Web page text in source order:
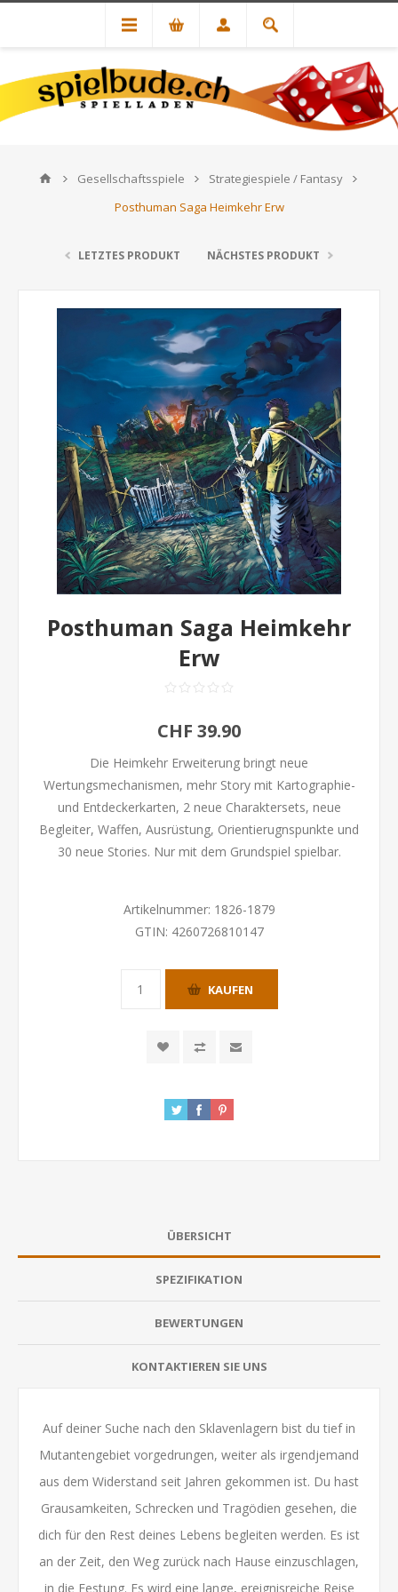
Gesellschaftsspiele
Strategiespiele / Fantasy
Posthuman Saga Heimkehr Erw
LETZTES PRODUKT NÄCHSTES PRODUKT
Posthuman Saga Heimkehr
Erw
CHF 39.90
Die Heimkehr Erweiterung bringt neue
Wertungsmechanismen, mehr Story mit Kartographie-
und Entdeckerkarten, 2 neue Charaktersets, neue
Begleiter, Waffen, Ausrüstung, Orientierugnspunkte und
30 neue Stories. Nur mit dem Grundspiel spielbar.
Artikelnummer: 1826-1879
GTIN: 4260726810147
KAUFEN
ÜBERSICHT
SPEZIFIKATION
BEWERTUNGEN
KONTAKTIEREN SIE UNS
Auf deiner Suche nach den Sklavenlagern bist du tief in
Mutantengebiet vorgedrungen, weiter als irgendjemand
aus dem Widerstand seit Jahren gekommen ist. Du hast
Grausamkeiten, Schrecken und Tragödien gesehen, die
dich für den Rest deines Lebens begleiten werden. Es ist
an der Zeit, den Weg zurück nach Hause einzuschlagen,
in die Festung. Es wird eine lange, ereignisreiche Reise